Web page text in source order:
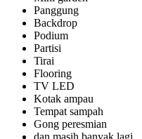
Panggung
Backdrop
Podium
Partisi
Tirai
Flooring
TV LED
Kotak ampau
Tempat sampah
Gong peresmian
dan masih banyak lagi.